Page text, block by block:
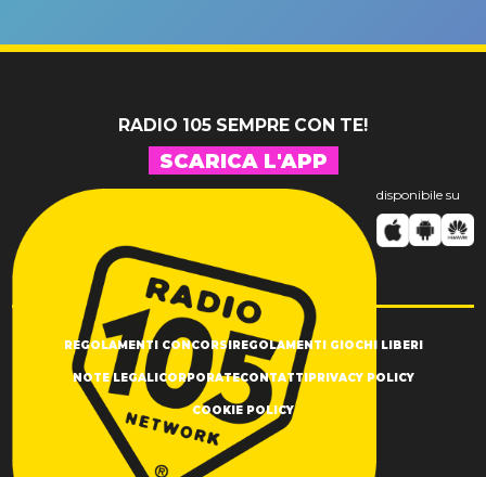
RADIO 105 SEMPRE CON TE!
SCARICA L'APP
disponibile su
REGOLAMENTI CONCORSI REGOLAMENTI GIOCHI LIBERI
NOTE LEGALI CORPORATECONTATTI PRIVACY POLICY
COOKIE POLICY